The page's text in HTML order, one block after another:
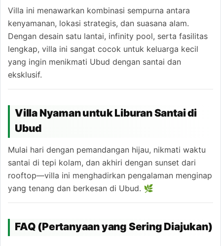
Villa ini menawarkan kombinasi sempurna antara
kenyamanan, lokasi strategis, dan suasana alam.
Dengan desain satu lantai, infinity pool, serta fasilitas
lengkap, villa ini sangat cocok untuk keluarga kecil
yang ingin menikmati Ubud dengan santai dan
eksklusif.
Villa Nyaman untuk Liburan Santai di
Ubud
Mulai hari dengan pemandangan hijau, nikmati waktu
santai di tepi kolam, dan akhiri dengan sunset dari
rooftop—villa ini menghadirkan pengalaman menginap
yang tenang dan berkesan di Ubud. 🌿
FAQ (Pertanyaan yang Sering Diajukan)